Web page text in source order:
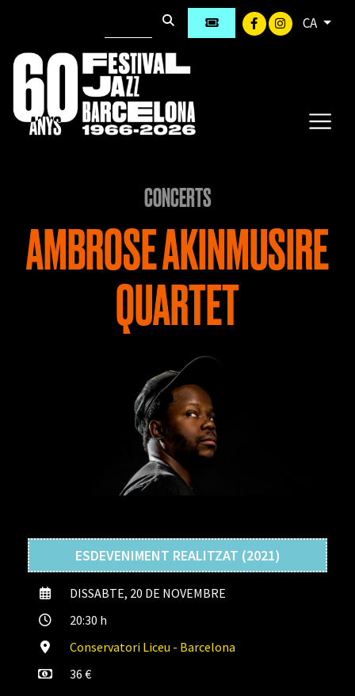
CA
CONCERTS
AMBROSE AKINMUSIRE
QUARTET
ESDEVENIMENT REALITZAT (2021)
DISSABTE, 20 DE NOVEMBRE
20:30 h
Conservatori Liceu - Barcelona
36 €